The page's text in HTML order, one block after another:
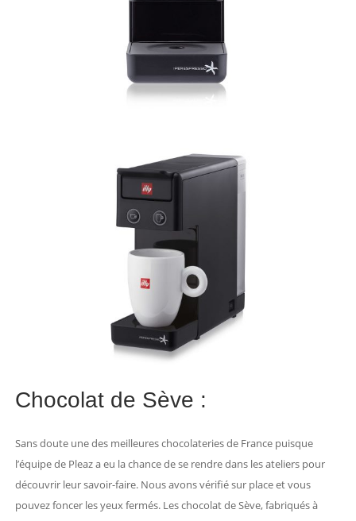
Chocolat de Sève :
Sans doute une des meilleures chocolateries de France puisque
l’équipe de Pleaz a eu la chance de se rendre dans les ateliers pour
découvrir leur savoir-faire. Nous avons vérifié sur place et vous
pouvez foncer les yeux fermés. Les chocolat de Sève, fabriqués à